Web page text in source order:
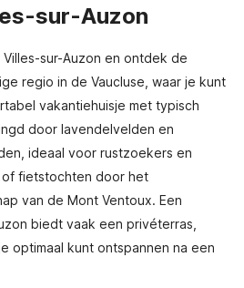
sur-Auzon
sur-Auzon en ontdek de
regio in de Vaucluse, waar je kunt
vakantiehuisje met typisch
door lavendelvelden en
ideaal voor rustzoekers en
fietstochten door het
van de Mont Ventoux. Een
biedt vaak een privéterras,
optimaal kunt ontspannen na een